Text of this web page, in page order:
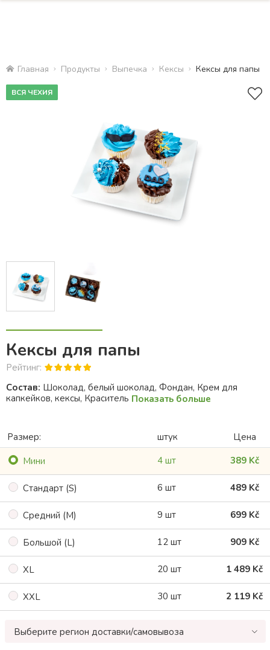
Главная Продукты Bыпечка Кексы Кексы для папы
ВСЯ ЧЕХИЯ
Кексы для папы
Рейтинг:
Состав: Шоколад, белый шоколад, Фондан, Крем для
капкейков, кексы, Краситель Показать больше
Размер: штук
Цена
Mини
4 шт 389 Kč
Cтандарт (S) 6 шт 489 Kč
Cредний (M) 9 шт 699 Kč
Большой (L) 12 шт 909 Kč
XL 20 шт 1 489 Kč
XXL 30 шт 2 119 Kč
Выберите регион доставки/самовывоза